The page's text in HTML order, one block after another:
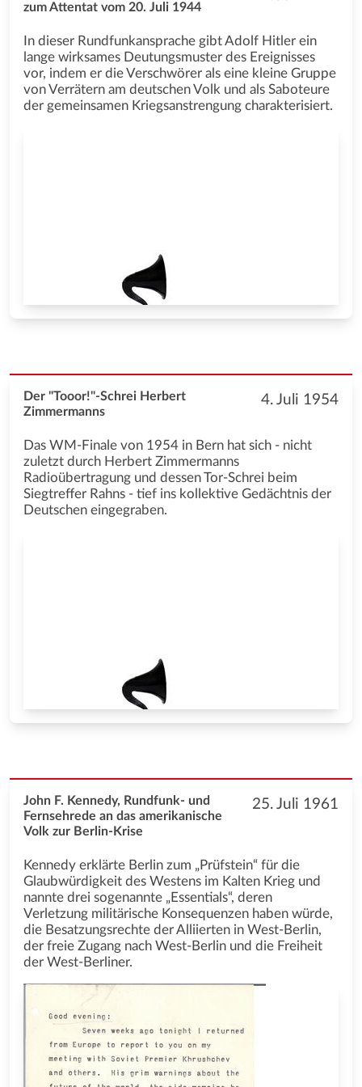
zum Attentat vom 20. Juli 1944
In dieser Rundfunkansprache gibt Adolf Hitler ein
lange wirksames Deutungsmuster des Ereignisses
vor, indem er die Verschwörer als eine kleine Gruppe
von Verrätern am deutschen Volk und als Saboteure
der gemeinsamen Kriegsanstrengung charakterisiert.
4. Juli 1954
Der "Tooor!"-Schrei Herbert
Zimmermanns
Das WM-Finale von 1954 in Bern hat sich - nicht
zuletzt durch Herbert Zimmermanns
Radioübertragung und dessen Tor-Schrei beim
Siegtreffer Rahns - tief ins kollektive Gedächtnis der
Deutschen eingegraben.
25. Juli 1961
John F. Kennedy, Rundfunk- und
Fernsehrede an das amerikanische
Volk zur Berlin-Krise
Kennedy erklärte Berlin zum „Prüfstein“ für die
Glaubwürdigkeit des Westens im Kalten Krieg und
nannte drei sogenannte „Essentials“, deren
Verletzung militärische Konsequenzen haben würde,
die Besatzungsrechte der Alliierten in West-Berlin,
der freie Zugang nach West-Berlin und die Freiheit
der West-Berliner.